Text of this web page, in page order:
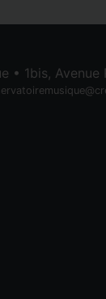
1bis, Avenue